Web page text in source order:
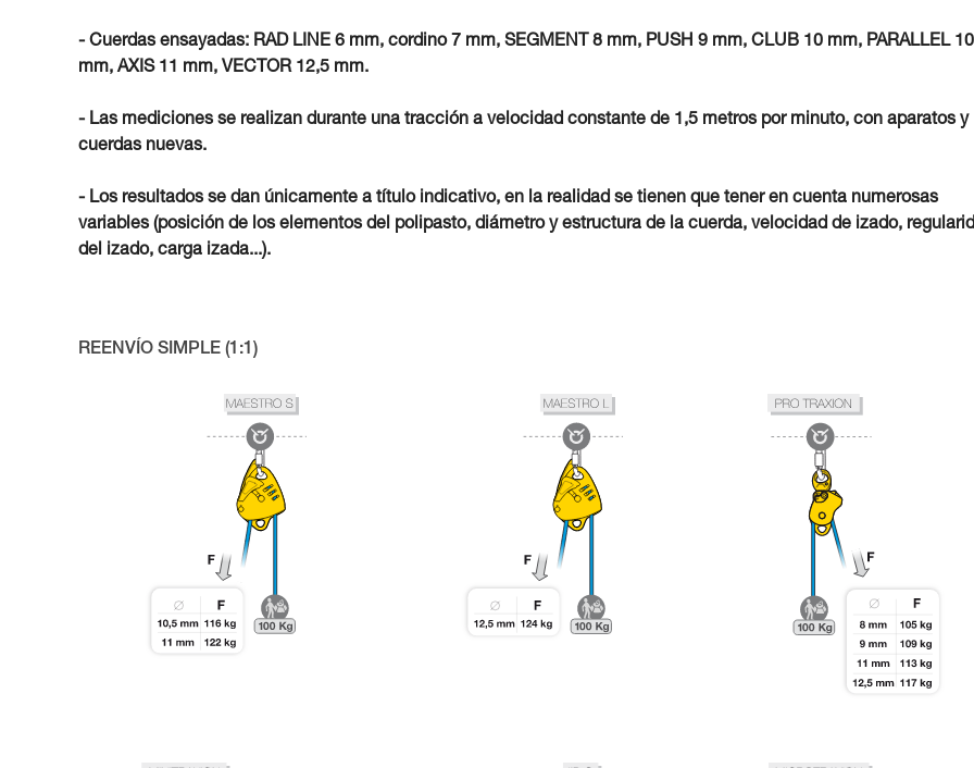
- Cuerdas ensayadas: RAD LINE 6 mm, cordino 7 mm, SEGMENT 8 mm, PUSH 9 mm, CLUB 10 mm, PARALLEL
mm, AXIS 11 mm, VECTOR 12,5 mm.
- Las mediciones se realizan durante una tracción a velocidad constante de 1,5 metros por minuto, con aparatos y
cuerdas nuevas.
- Los resultados se dan únicamente a título indicativo, en la realidad se tienen que tener en cuenta numerosas
variables (posición de los elementos del polipasto, diámetro y estructura de la cuerda, velocidad de izado,
del izado, carga izada...).
REENVÍO SIMPLE (1:1)